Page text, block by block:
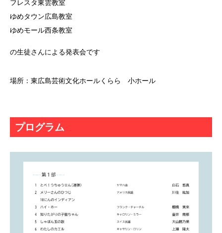
フレスタ東雲教室
ゆめタウン広島教室
ゆめモール西条教室
の生徒さんによる発表会です
場所：東広島芸術文化ホールくらら 小ホール
プログラム